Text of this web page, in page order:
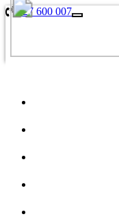
927 600 007
Toggle